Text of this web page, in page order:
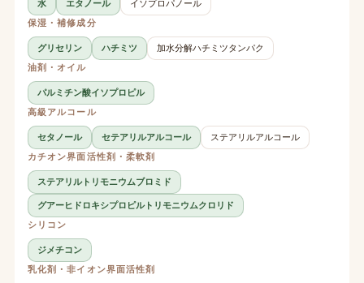
水 エタノール
イソプロパノール
保湿・補修成分
グリセリン ハチミツ
加水分解ハチミツタンパク
油剤・オイル
パルミチン酸イソプロピル
高級アルコール
セタノール セテアリルアルコール
ステアリルアルコール
カチオン界面活性剤・柔軟剤
ステアリルトリモニウムブロミド
グアーヒドロキシプロピルトリモニウムクロリド
シリコン
ジメチコン
乳化剤・非イオン界面活性剤